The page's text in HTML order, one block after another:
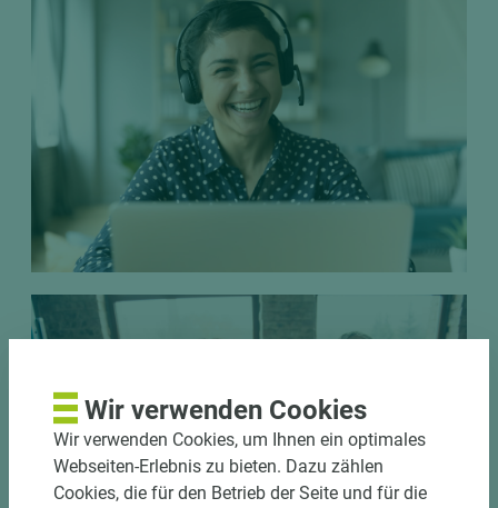
Wir verwenden Cookies
Wir verwenden Cookies, um Ihnen ein optimales
Webseiten-Erlebnis zu bieten. Dazu zählen
Cookies, die für den Betrieb der Seite und für die